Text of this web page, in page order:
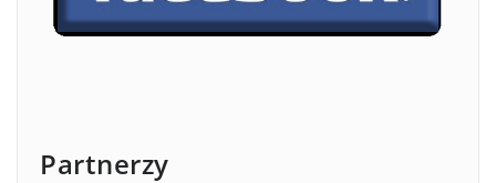
Partnerzy